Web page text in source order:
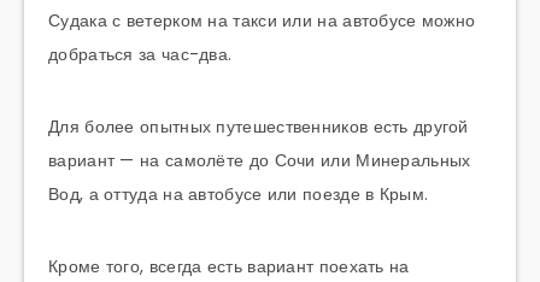
Судака с ветерком на такси или на автобусе можно
добраться за час-два.
Для более опытных путешественников есть другой
вариант — на самолёте до Сочи или Минеральных
Вод, а оттуда на автобусе или поезде в Крым.
Кроме того, всегда есть вариант поехать на